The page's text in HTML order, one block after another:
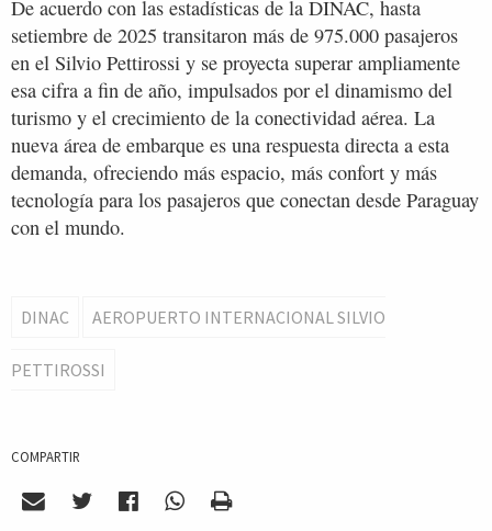
De acuerdo con las estadísticas de la DINAC, hasta
setiembre de 2025 transitaron más de 975.000 pasajeros
en el Silvio Pettirossi y se proyecta superar ampliamente
esa cifra a fin de año, impulsados por el dinamismo del
turismo y el crecimiento de la conectividad aérea. La
nueva área de embarque es una respuesta directa a esta
demanda, ofreciendo más espacio, más confort y más
tecnología para los pasajeros que conectan desde Paraguay
con el mundo.
DINAC AEROPUERTO INTERNACIONAL SILVIO
PETTIROSSI
COMPARTIR